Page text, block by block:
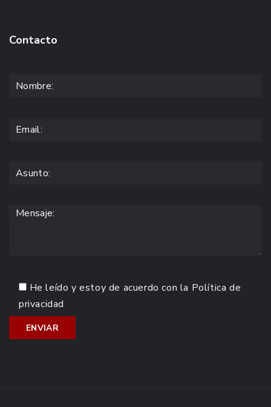
Contacto
He leído y estoy de acuerdo con la Política de
privacidad